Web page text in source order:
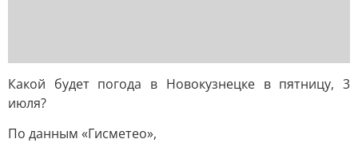
Какой будет погода в Новокузнецке в пятницу, 3
июля?
По данным «Гисметео»,